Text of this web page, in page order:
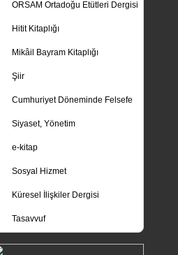
ORSAM Ortadoğu Etütleri Dergisi
Hitit Kitaplığı
Mikâil Bayram Kitaplığı
Şiir
Cumhuriyet Döneminde Felsefe
Siyaset, Yönetim
e-kitap
Sosyal Hizmet
Küresel İlişkiler Dergisi
Tasavvuf